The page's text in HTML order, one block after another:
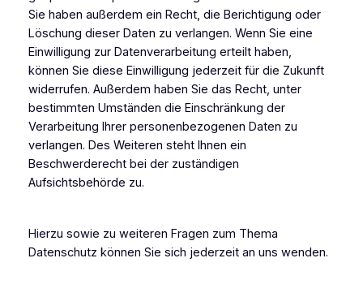
Sie haben außerdem ein Recht, die Berichtigung oder
Löschung dieser Daten zu verlangen. Wenn Sie eine
Einwilligung zur Datenverarbeitung erteilt haben,
können Sie diese Einwilligung jederzeit für die Zukunft
widerrufen. Außerdem haben Sie das Recht, unter
bestimmten Umständen die Einschränkung der
Verarbeitung Ihrer personenbezogenen Daten zu
verlangen. Des Weiteren steht Ihnen ein
Beschwerderecht bei der zuständigen
Aufsichtsbehörde zu.
Hierzu sowie zu weiteren Fragen zum Thema
Datenschutz können Sie sich jederzeit an uns wenden.